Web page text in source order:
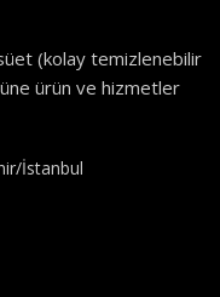
(kolay temizlenebilir
ürün ve hizmetler
İstanbul